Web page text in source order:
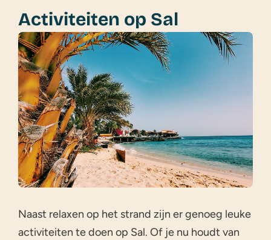
Activiteiten op Sal
Naast relaxen op het strand zijn er genoeg leuke
activiteiten te doen op Sal. Of je nu houdt van